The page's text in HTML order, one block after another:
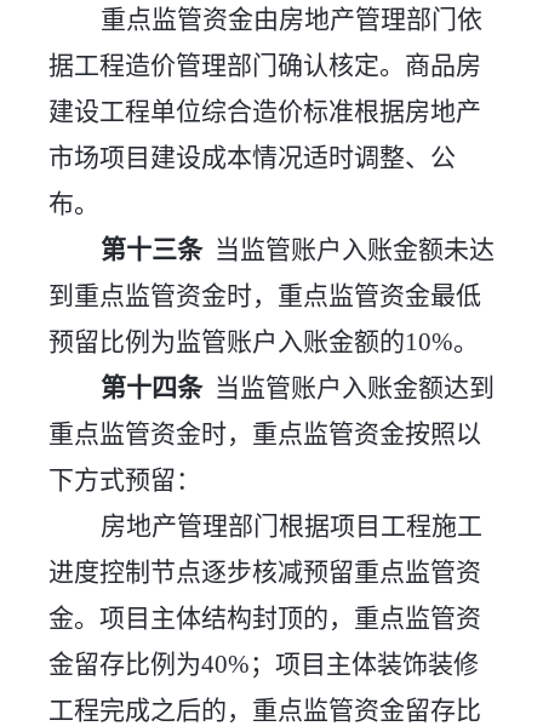
重点监管资金由房地产管理部门依
据工程造价管理部门确认核定。商品房
建设工程单位综合造价标准根据房地产
市场项目建设成本情况适时调整、公
布。
第十三条 当监管账户入账金额未达
到重点监管资金时，重点监管资金最低
预留比例为监管账户入账金额的10%。
第十四条 当监管账户入账金额达到
重点监管资金时，重点监管资金按照以
下方式预留：
房地产管理部门根据项目工程施工
进度控制节点逐步核减预留重点监管资
金。项目主体结构封顶的，重点监管资
金留存比例为40%； 项目主体装饰装修
工程完成之后的，重点监管资金留存比